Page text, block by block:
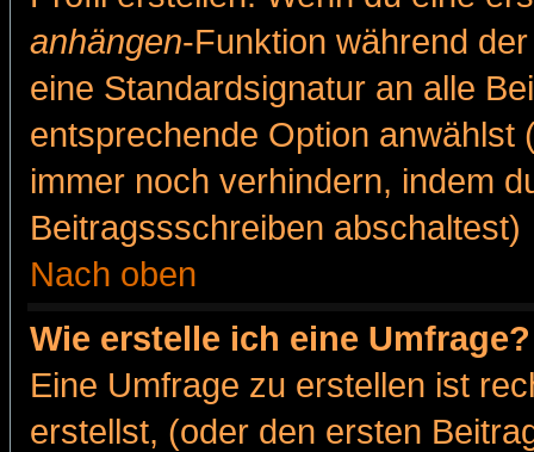
anhängen-Funktion während
eine Standardsignatur an alle
entsprechende Option anwählst
immer noch verhindern, indem
Beitragssschreiben abschaltest)
Nach oben
Wie erstelle ich eine Umfrage?
Eine Umfrage zu erstellen ist
erstellst, (oder den ersten